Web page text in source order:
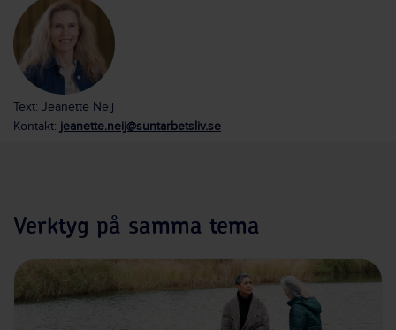
Text: Jeanette Neij
Kontakt: jeanette.neij@suntarbetsliv.se
Verktyg på samma tema